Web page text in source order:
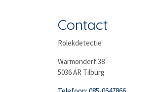
Contact
Rolekdetectie
Warmonderf 38
5036 AR Tilburg